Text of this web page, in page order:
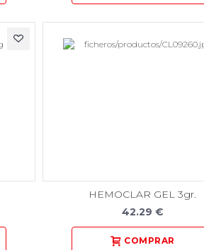
HEMOCLAR GEL 3gr.
42.29 €